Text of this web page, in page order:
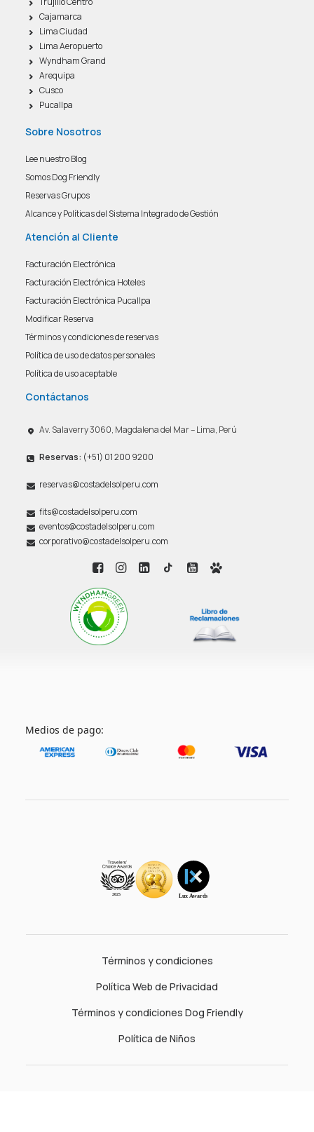
Cajamarca
Lima Ciudad
Lima Aeropuerto
Wyndham Grand
Arequipa
Cusco
Pucallpa
Sobre Nosotros
Lee nuestro Blog
Somos Dog Friendly
Reservas Grupos
Alcance y Políticas del Sistema Integrado de Gestión
Atención al Cliente
Facturación Electrónica
Facturación Electrónica Hoteles
Facturación Electrónica Pucallpa
Modificar Reserva
Términos y condiciones de reservas
Política de uso de datos personales
Política de uso aceptable
Contáctanos
Av. Salaverry 3060, Magdalena del Mar – Lima, Perú
Reservas: (+51) 01 200 9200
reservas@costadelsolperu.com
fits@costadelsolperu.com
eventos@costadelsolperu.com
corporativo@costadelsolperu.com
Medios de pago:
Términos y condiciones
Política Web de Privacidad
Términos y condiciones Dog Friendly
Política de Niños